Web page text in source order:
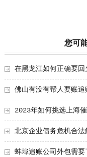
您可
在黑龙江如何正确要回
佛山有没有帮人要账追
2023年如何挑选上海
备这七个特点！
北京企业债务危机合
司合作流程
蚌埠追账公司外包需要